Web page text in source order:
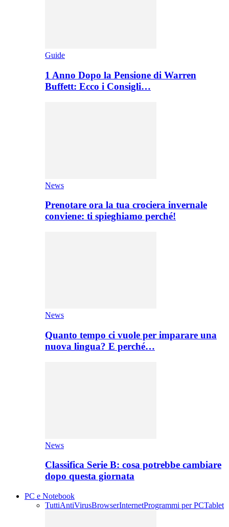
Guide
1 Anno Dopo la Pensione di Warren
Buffett: Ecco i Consigli…
News
Prenotare ora la tua crociera invernale
conviene: ti spieghiamo perché!
News
Quanto tempo ci vuole per imparare una
nuova lingua? E perché…
News
Classifica Serie B: cosa potrebbe cambiare
dopo questa giornata
PC e Notebook
TuttiAntiVirusBrowserInternetProgrammi per PCTablet